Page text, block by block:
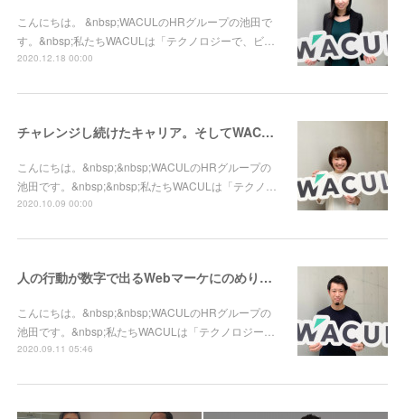
こんにちは。 &nbsp;WACULのHRグループの池田で
す。&nbsp;私たちWACULは「テクノロジーで、ビ…
2020.12.18 00:00
チャレンジし続けたキャリア。そしてWACULのビジョン実現に挑む
こんにちは。&nbsp;&nbsp;WACULのHRグループの
池田です。&nbsp;&nbsp;私たちWACULは「テクノ…
2020.10.09 00:00
人の行動が数字で出るWebマーケにのめり込んでしまった
こんにちは。&nbsp;&nbsp;WACULのHRグループの
池田です。&nbsp;私たちWACULは「テクノロジー…
2020.09.11 05:46